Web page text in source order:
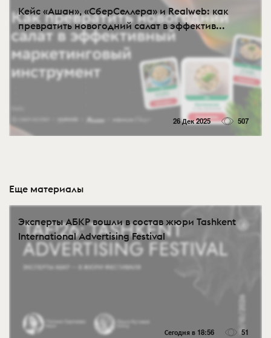
Кейс «Ашан», «СберСеллера» и Realweb: как
превратить новогодний салат в эффектив...
26 Дек 2025 507
Еще материалы
Эксперты АБКР вошли в состав жюри Tashkent
International Advertising Festival
Сегодня в 18:56 51